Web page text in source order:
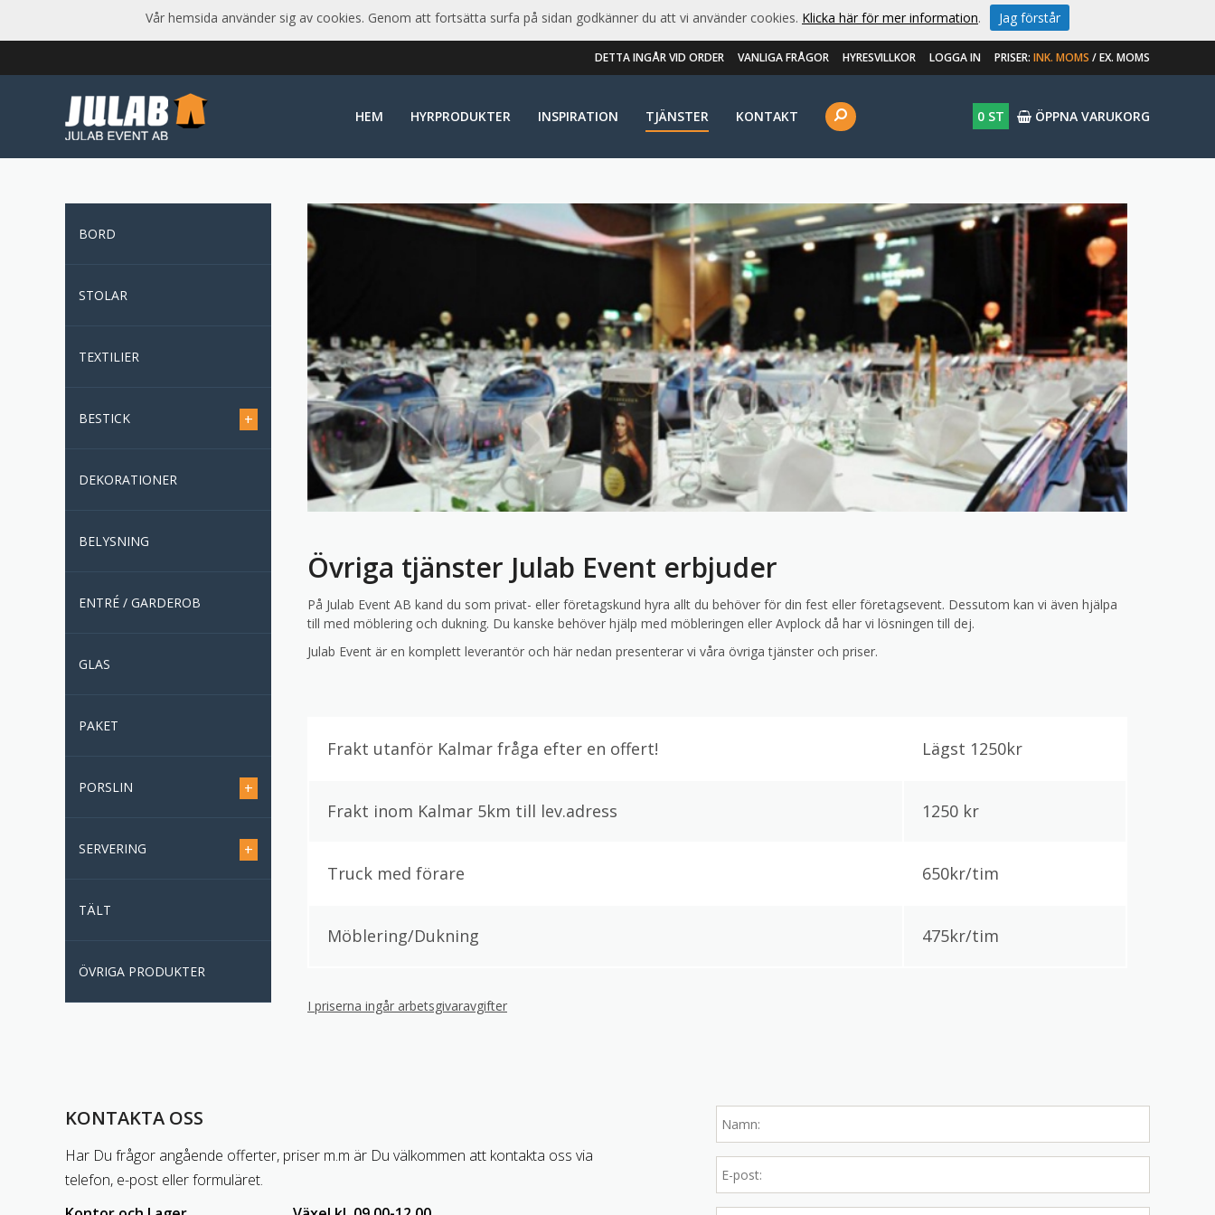
DETTA INGÅR VID ORDER VANLIGA FRÅGOR HYRESVILLKOR LOGGA IN PRISER: INK. MOMS /EX. MOMS
HEM HYRPRODUKTER INSPIRATION TJÄNSTER KONTAKT 0 ST ÖPPNA VARUKORG
BORD
STOLAR
TEXTILIER
BESTICK +
DEKORATIONER
BELYSNING
ENTRÉ / GARDEROB
GLAS
PAKET
PORSLIN +
SERVERING +
TÄLT
ÖVRIGA PRODUKTER
Övriga tjänster Julab Event erbjuder
På Julab Event AB kand du som privat- eller företagskund hyra allt du behöver för din fest eller företagsevent. Dessutom kan vi även hjälpa
till med möblering och dukning. Du kanske behöver hjälp med möbleringen eller Avplock då har vi lösningen till dej.
Julab Event är en komplett leverantör och här nedan presenterar vi våra övriga tjänster och priser.
Frakt utanför Kalmar fråga efter en offert! Lägst 1250kr
Frakt inom Kalmar 5km till lev.adress 1250 kr
Truck med förare 650kr/tim
Möblering/Dukning 475kr/tim
I priserna ingår arbetsgivaravgifter
KONTAKTA OSS
Har Du frågor angående offerter, priser m.m är Du välkommen att kontakta oss via
telefon, e-post eller formuläret.
Vår hemsida använder sig av cookies. Genom att fortsätta surfa på sidan godkänner du att vi använder cookies. Klicka här för mer information. Jag förstår